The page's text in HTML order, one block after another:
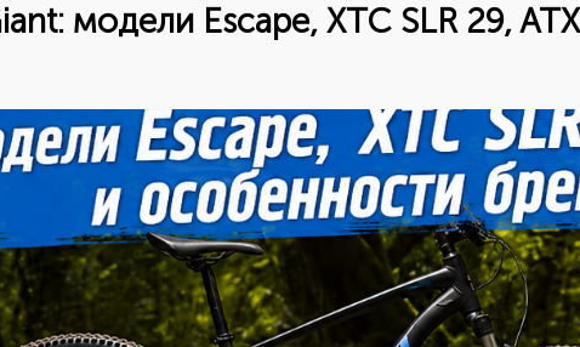
модели Escape, XTC SLR 29,